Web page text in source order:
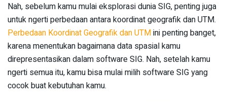
Nah, sebelum kamu mulai eksplorasi dunia SIG, penting juga
untuk ngerti perbedaan antara koordinat geografik dan UTM.
Perbedaan Koordinat Geografik dan UTMini penting banget,
karena menentukan bagaimana data spasial kamu
direpresentasikan dalam software SIG. Nah, setelah kamu
ngerti semua itu, kamu bisa mulai milih software SIG yang
cocok buat kebutuhan kamu.